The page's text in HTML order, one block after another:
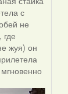
с
не
жуя) он